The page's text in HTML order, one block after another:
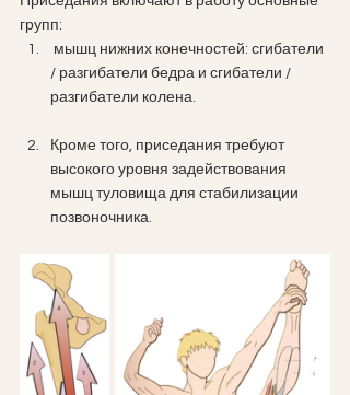
групп:
/ разгибатели бедра и сгибатели /
разгибатели колена.
Кроме того, приседания требуют
высокого уровня задействования
мышц туловища для стабилизации
позвоночника.